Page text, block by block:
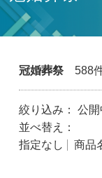
冠婚葬祭588件
絞り込み： 公開
並べ替え：
指定なし
商品